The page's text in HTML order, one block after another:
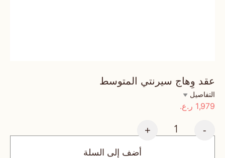
عقد وِهاج سيرنتي المتوسط
التفاصيل
1,979 ر.ع.
-
+
أضف إلى السلة